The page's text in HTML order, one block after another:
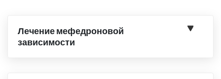
Лечение мефедроновой
зависимости